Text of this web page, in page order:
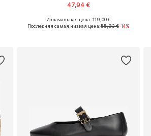
47,94 €
Доступные размеры: 36, 37, 38, 39, 40
Изначальная цена: 119,00 €
Последняя самая низкая цена:55,93 €-14%